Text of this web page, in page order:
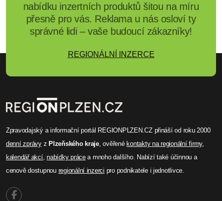
nabídku inzertních produktů šitou na míru
přesně pro vás. Reklama u nás osloví ty
správné lidi – vaše budoucí zákazníky!
REGIONÁLNÍ INZERCE
Zpravodajský a informační portál REGIONPLZEN.CZ přináší od roku 2000
denní zprávyzPlzeňského kraje, ověřenékontakty na regionální firmy,
kalendář akcí,nabídky prácea mnoho dalšího. Nabízí také účinnou a
cenově dostupnou regionální inzerci pro podnikatele i jednotlivce.